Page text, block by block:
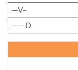
—V–
——D